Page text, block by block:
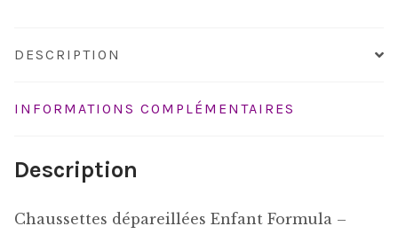
DESCRIPTION
INFORMATIONS COMPLÉMENTAIRES
Description
Chaussettes dépareillées Enfant Formula –